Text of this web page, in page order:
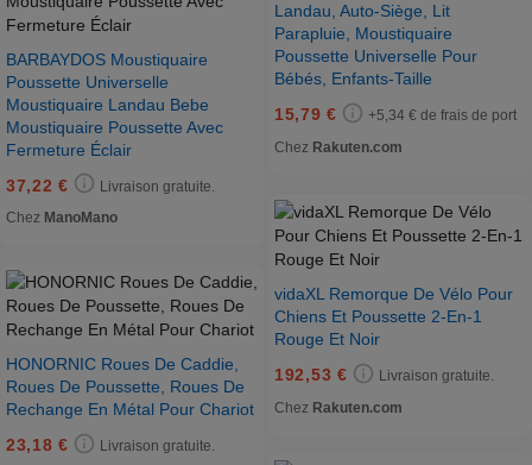
BARBAYDOS Moustiquaire
Poussette Universelle
Moustiquaire Landau Bebe
Moustiquaire Poussette Avec
Fermeture Éclair
37,22 €
Livraison gratuite.
Chez ManoMano
HONORNIC Roues De Caddie,
Roues De Poussette, Roues De
Rechange En Métal Pour Chariot
23,18 €
Livraison gratuite.
Landau, Auto-Siège, Lit
Parapluie, Moustiquaire
Poussette Universelle Pour
Bébés, Enfants-Taille
15,79 €
+5,34 € de frais de port
Chez Rakuten.com
vidaXL Remorque De Vélo Pour
Chiens Et Poussette 2-En-1
Rouge Et Noir
192,53 €
Livraison gratuite.
Chez Rakuten.com